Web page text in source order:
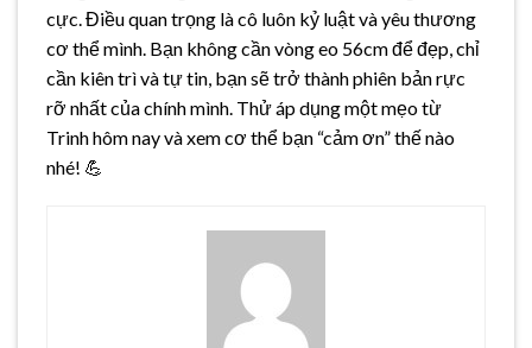
cực. Điều quan trọng là cô luôn kỷ luật và yêu thương
cơ thể mình. Bạn không cần vòng eo 56cm để đẹp, chỉ
cần kiên trì và tự tin, bạn sẽ trở thành phiên bản rực
rỡ nhất của chính mình. Thử áp dụng một mẹo từ
Trinh hôm nay và xem cơ thể bạn “cảm ơn” thế nào
nhé! 💪